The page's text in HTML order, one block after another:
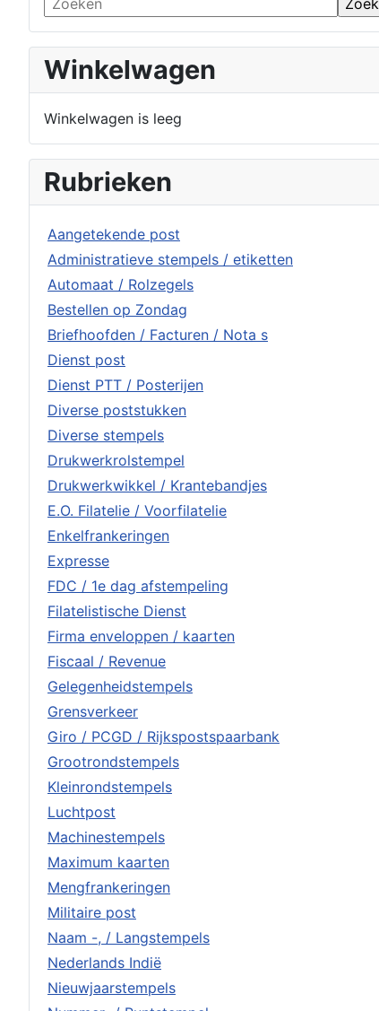
Winkelwagen
Winkelwagen is leeg
Rubrieken
Aangetekende post
Administratieve stempels / etiketten
Automaat / Rolzegels
Bestellen op Zondag
Briefhoofden / Facturen / Nota s
Dienst post
Dienst PTT / Posterijen
Diverse poststukken
Diverse stempels
Drukwerkrolstempel
Drukwerkwikkel / Krantebandjes
E.O. Filatelie / Voorfilatelie
Enkelfrankeringen
Expresse
FDC / 1e dag afstempeling
Filatelistische Dienst
Firma enveloppen / kaarten
Fiscaal / Revenue
Gelegenheidstempels
Grensverkeer
Giro / PCGD / Rijkspostspaarbank
Grootrondstempels
Kleinrondstempels
Luchtpost
Machinestempels
Maximum kaarten
Mengfrankeringen
Militaire post
Naam -, / Langstempels
Nederlands Indië
Nieuwjaarstempels